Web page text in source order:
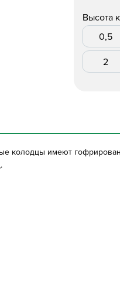
Высота
0,5
2
колодцы имеют